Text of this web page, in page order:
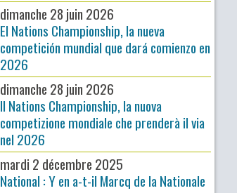
dimanche 28 juin 2026
El Nations Championship, la nueva
competición mundial que dará comienzo en
2026
dimanche 28 juin 2026
Il Nations Championship, la nuova
competizione mondiale che prenderà il via
nel 2026
mardi 2 décembre 2025
National : Y en a-t-il Marcq de la Nationale